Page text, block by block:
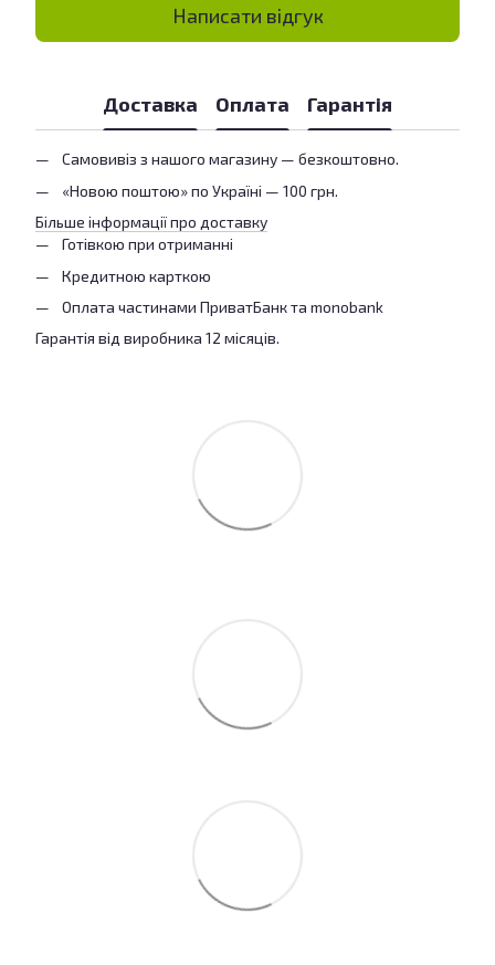
Написати відгук
Доставка Оплата Гарантія
Самовивіз з нашого магазину — безкоштовно.
«Новою поштою» по Україні — 100 грн.
Більше інформації про доставку
Готівкою при отриманні
Кредитною карткою
Оплата частинами ПриватБанк та monobank
Гарантія від виробника 12 місяців.